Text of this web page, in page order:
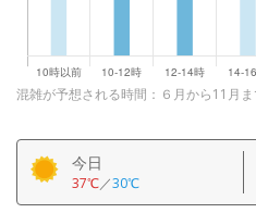
混雑が予想される時間：６月から11月
今日
37℃／30℃